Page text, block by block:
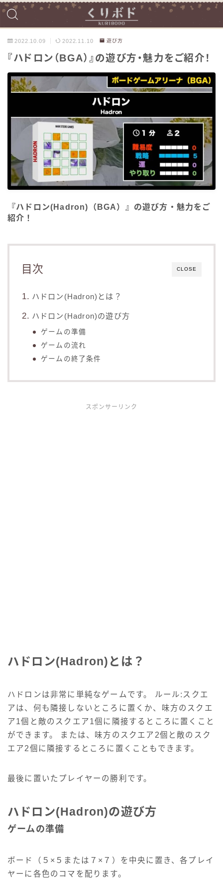
2022.10.09 2022.11.10 遊び方
『ハドロン（BGA）』の遊び方・魅力をご紹介！
『ハドロン(Hadron)（BGA）』の遊び方・魅力をご
紹介！
CLOSE
目次
ハドロン(Hadron)とは？
ハドロン(Hadron)の遊び方
ゲームの準備
ゲームの流れ
ゲームの終了条件
スポンサーリンク
ハドロン(Hadron)とは？
ハドロンは非常に単純なゲームです。 ルール:スクエ
アは、何も隣接しないところに置くか、味方のスクエ
ア1個と敵のスクエア1個に隣接するところに置くこと
ができます。 または、味方のスクエア2個と敵のスク
エア2個に隣接するところに置くこともできます。
最後に置いたプレイヤーの勝利です。
ハドロン(Hadron)の遊び方
ゲームの準備
ボード（５×５または７×７）を中央に置き、各プレイ
ヤーに各色のコマを配ります。